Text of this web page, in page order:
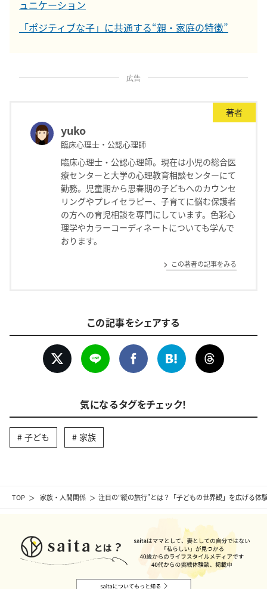
TOP 家族・人間関係 注目の“縦の旅行”とは？「子どもの世界観」を広げる体
ュニケーション
「ポジティブな子」に共通する“親・家庭の特徴”
広告
著者
yuko
臨床心理士・公認心理師
臨床心理士・公認心理師。現在は小児の総合医
療センターと大学の心理教育相談センターにて
勤務。児童期から思春期の子どもへのカウンセ
リングやプレイセラピー、子育てに悩む保護者
の方への育児相談を専門にしています。色彩心
理学やカラーコーディネートについても学んで
おります。
この著者の記事をみる
この記事をシェアする
気になるタグをチェック！
子ども 家族